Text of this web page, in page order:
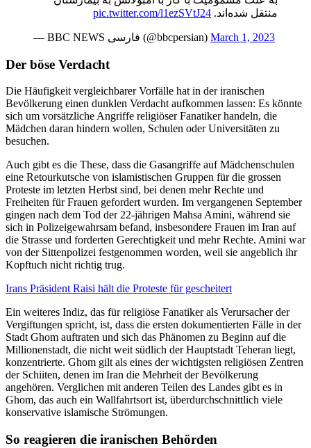
منتقل شده‌اند. pic.twitter.com/l1ezSVtJ24
— BBC NEWS فارسی (@bbcpersian) March 1, 2023
Der böse Verdacht
Die Häufigkeit vergleichbarer Vorfälle hat in der iranischen
Bevölkerung einen dunklen Verdacht aufkommen lassen: Es könnte
sich um vorsätzliche Angriffe religiöser Fanatiker handeln, die
Mädchen daran hindern wollen, Schulen oder Universitäten zu
besuchen.
Auch gibt es die These, dass die Gasangriffe auf Mädchenschulen
eine Retourkutsche von islamistischen Gruppen für die grossen
Proteste im letzten Herbst sind, bei denen mehr Rechte und
Freiheiten für Frauen gefordert wurden. Im vergangenen September
gingen nach dem Tod der 22-jährigen Mahsa Amini, während sie
sich in Polizeigewahrsam befand, insbesondere Frauen im Iran auf
die Strasse und forderten Gerechtigkeit und mehr Rechte. Amini war
von der Sittenpolizei festgenommen worden, weil sie angeblich ihr
Kopftuch nicht richtig trug.
Irans Präsident Raisi hält die Proteste für gescheitert
Ein weiteres Indiz, das für religiöse Fanatiker als Verursacher der
Vergiftungen spricht, ist, dass die ersten dokumentierten Fälle in der
Stadt Ghom auftraten und sich das Phänomen zu Beginn auf die
Millionenstadt, die nicht weit südlich der Hauptstadt Teheran liegt,
konzentrierte. Ghom gilt als eines der wichtigsten religiösen Zentren
der Schiiten, denen im Iran die Mehrheit der Bevölkerung
angehören. Verglichen mit anderen Teilen des Landes gibt es in
Ghom, das auch ein Wallfahrtsort ist, überdurchschnittlich viele
konservative islamische Strömungen.
So reagieren die iranischen Behörden